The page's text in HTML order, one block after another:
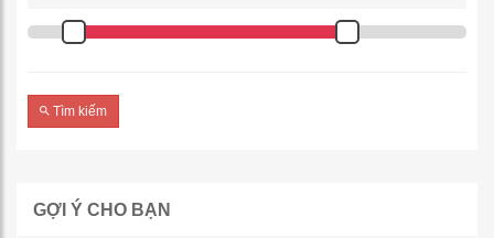
Tìm kiếm
GỢI Ý CHO BẠN